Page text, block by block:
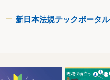
新日本法規テックポータル